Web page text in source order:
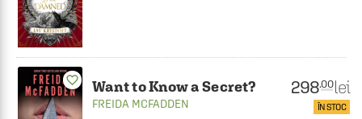
favorite_border Want to Know a Secret?
FREIDA MCFADDEN
298.00 lei
ÎN STOC